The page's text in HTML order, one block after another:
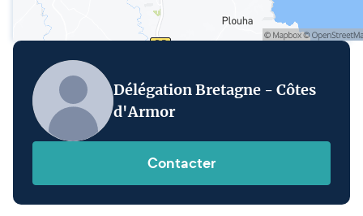
Délégation Bretagne - Côtes
d'Armor
Contacter